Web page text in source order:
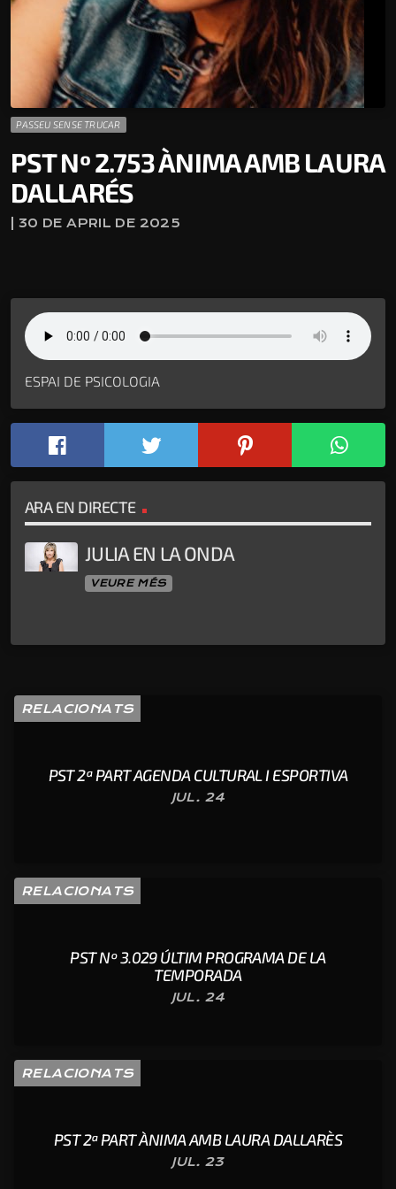
PASSEU SENSE TRUCAR
PST Nº 2.753 ÀNIMA AMB LAURA
DALLARÉS
| 30 DE APRIL DE 2025
ESPAI DE PSICOLOGIA
ARA EN DIRECTE
JULIA EN LA ONDA
VEURE MÉS
RELACIONATS
PST 2ª PART AGENDA CULTURAL I ESPORTIVA
JUL. 24
RELACIONATS
PST Nº 3.029 ÚLTIM PROGRAMA DE LA
TEMPORADA
JUL. 24
RELACIONATS
PST 2ª PART ÀNIMA AMB LAURA DALLARÈS
JUL. 23